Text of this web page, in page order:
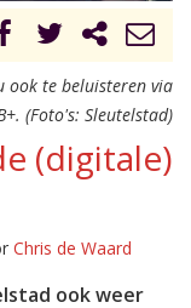
ook te beluisteren via
(Foto's: Sleutelstad)
(digitale)
Chris de Waard
ook weer